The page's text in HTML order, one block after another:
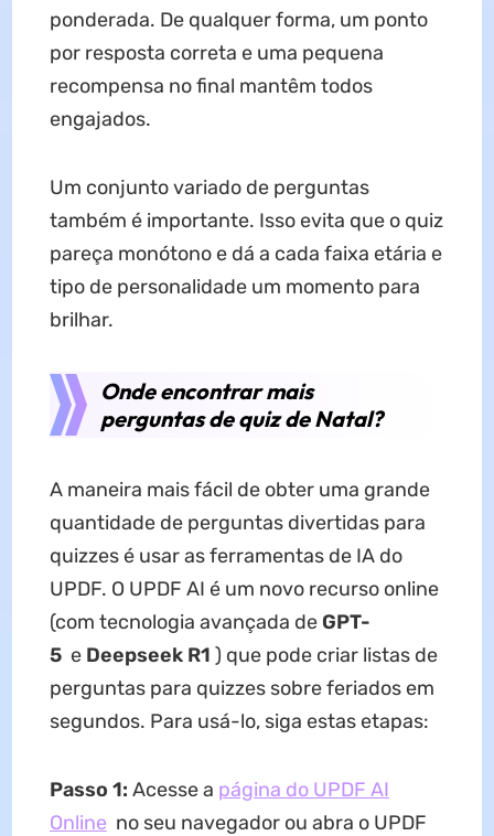
ponderada. De qualquer forma, um ponto
por resposta correta e uma pequena
recompensa no final mantêm todos
engajados.
Um conjunto variado de perguntas
também é importante. Isso evita que o quiz
pareça monótono e dá a cada faixa etária e
tipo de personalidade um momento para
brilhar.
Onde encontrar mais
perguntas de quiz de Natal?
A maneira mais fácil de obter uma grande
quantidade de perguntas divertidas para
quizzes é usar as ferramentas de IA do
UPDF. O UPDF AI é um novo recurso online
(com tecnologia avançada de GPT-
5e Deepseek R1 ) que pode criar listas de
perguntas para quizzes sobre feriados em
segundos. Para usá-lo, siga estas etapas:
Passo 1: Acesse a página do UPDF AI
Online no seu navegador ou abra o UPDF